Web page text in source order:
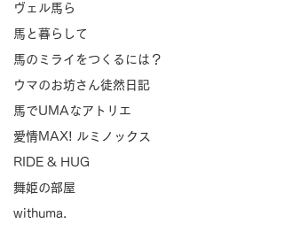
ヴェル馬ら
馬と暮らして
馬のミライをつくるには？
ウマのお坊さん徒然日記
馬でUMAなアトリエ
愛情MAX! ルミノックス
RIDE & HUG
舞姫の部屋
withuma.